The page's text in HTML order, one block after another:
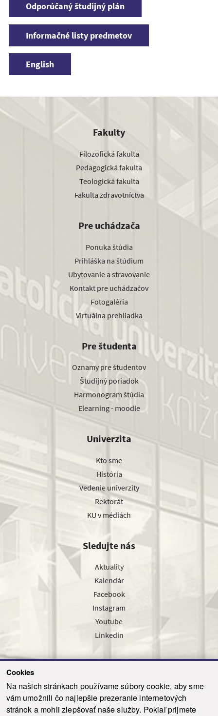
Cookies
Na našich stránkach používame súbory cookie, aby sme
vám umožnili čo najlepšie prezeranie internetových
stránok a mohli zlepšovať naše služby. Pokiaľ prijmete
Odporúčaný študijný plán
Informačné listy predmetov
English
Fakulty
Filozofická fakulta
Pedagogická fakulta
Teologická fakulta
Fakulta zdravotníctva
Pre uchádzača
Ponuka štúdia
Prihláška na štúdium
Ubytovanie a stravovanie
Kontakt pre uchádzačov
Fotogaléria
Virtuálna prehliadka
Pre študenta
Oznamy pre študentov
Študijný poriadok
Harmonogram štúdia
Elearning - moodle
Univerzita
Kto sme
História
Vedenie univerzity
Rektorát
KU v médiách
Sledujte nás
Aktuality
Kalendár
Facebook
Instagram
Youtube
Linkedin